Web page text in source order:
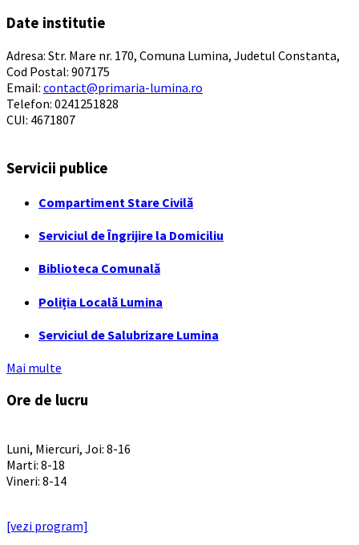
Date institutie
Adresa: Str. Mare nr. 170, Comuna Lumina, Judetul Constanta,
Cod Postal: 907175
Email: contact@primaria-lumina.ro
Telefon: 0241251828
CUI: 4671807
Servicii publice
Compartiment Stare Civilă
Serviciul de Îngrijire la Domiciliu
Biblioteca Comunală
Poliția Locală Lumina
Serviciul de Salubrizare Lumina
Mai multe
Ore de lucru
Luni, Miercuri, Joi: 8-16
Marti: 8-18
Vineri: 8-14
[vezi program]